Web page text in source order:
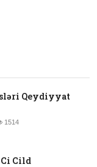
Qeydiyyat
1514
Cild